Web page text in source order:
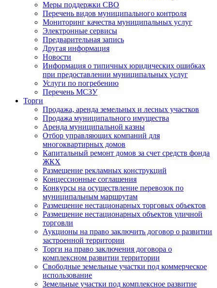
Меры поддержки СВО
Перечень видов муниципального контроля
Мониторинг качества муниципальных услуг
Электронные сервисы
Предварительная запись
Другая информация
Новости
Информация о типичных юридических ошибках
при предоставлении муниципальных услуг
Услуги по погребению
Перечень МСЗУ
Торги
Продажа, аренда земельных и лесных участков
Продажа муниципального имущества
Аренда муниципальной казны
Отбор управляющих компаний для
многоквартирных домов
Капитальный ремонт домов за счет средств фонда
ЖКХ
Размещение рекламных конструкций
Концессионные соглашения
Конкурсы на осуществление перевозок по
муниципальным маршрутам
Размещение нестационарных торговых объектов
Размещение нестационарных объектов уличной
торговли
Аукционы на право заключить договор о развитии
застроенной территории
Торги на право заключения договора о
комплексном развитии территории
Свободные земельные участки под коммерческое
использование
Земельные участки под комплексное развитие